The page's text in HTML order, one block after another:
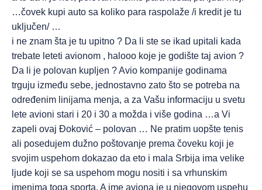
…čovek kupi auto sa koliko para raspolaže /i kredit je tu
uključen/ …
i ne znam šta je tu upitno ? Da li ste se ikad upitali kada
trebate leteti avionom , halooo koje je godište taj avion ?
Da li je polovan kupljen ? Avio kompanije godinama
trguju između sebe, jednostavno zato što se potreba na
određenim linijama menja, a za Vašu informaciju u svetu
lete avioni stari i 20 i 30 a možda i više godina …a Vi
zapeli ovaj Đoković – polovan … Ne pratim uopšte tenis
ali posedujem dužno poštovanje prema čoveku koji je
svojim uspehom dokazao da eto i mala Srbija ima velike
ljude koji se sa uspehom mogu nositi i sa vrhunskim
imenima toga sporta. A ime aviona je u njegovom uspehu